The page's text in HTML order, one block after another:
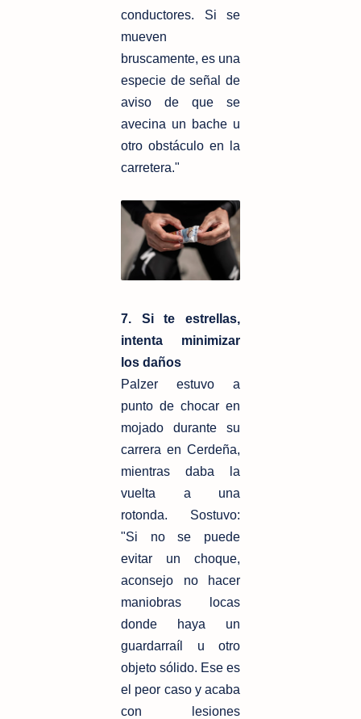
conductores. Si se
mueven
bruscamente, es una
especie de señal de
aviso de que se
avecina un bache u
otro obstáculo en la
carretera."
7. Si te estrellas,
intenta minimizar
los daños
Palzer estuvo a
punto de chocar en
mojado durante su
carrera en Cerdeña,
mientras daba la
vuelta a una
rotonda. Sostuvo:
"Si no se puede
evitar un choque,
aconsejo no hacer
maniobras locas
donde haya un
guardarraíl u otro
objeto sólido. Ese es
el peor caso y acaba
con lesiones